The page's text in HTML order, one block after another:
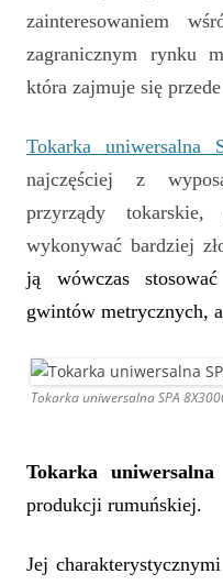
zainteresowaniem
zagranicznym rynku
która zajmuje się
Tokarka uniwersalna
najczęściej z
przyrządy
wykonywać bardziej
ją wówczas
gwintów metrycznych,
Tokarka uniwersalna SPA
Tokarka uniwersalna
produkcji rumuńskiej.
Jej